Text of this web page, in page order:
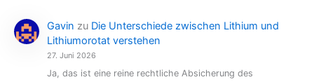
Gavin zu Die Unterschiede zwischen Lithium und
Lithiumorotat verstehen
27. Juni 2026
Ja, das ist eine reine rechtliche Absicherung des